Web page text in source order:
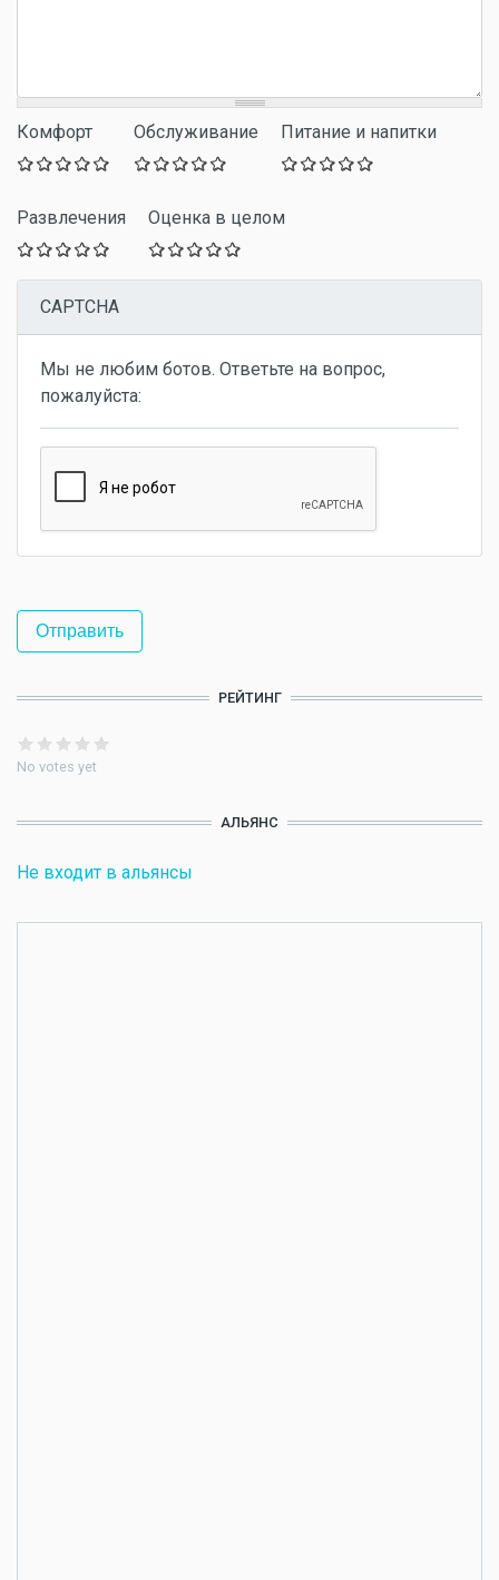
Комфорт Обслуживание Питание и напитки
Развлечения Оценка в целом
CAPTCHA
Мы не любим ботов. Ответьте на вопрос,
пожалуйста:
РЕЙТИНГ
No votes yet
АЛЬЯНС
Не входит в альянсы